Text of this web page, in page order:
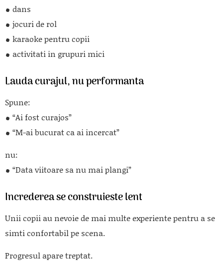
dans
jocuri de rol
karaoke pentru copii
activitati in grupuri mici
Lauda curajul, nu performanta
Spune:
“Ai fost curajos”
“M-ai bucurat ca ai incercat”
nu:
“Data viitoare sa nu mai plangi”
Increderea se construieste lent
Unii copii au nevoie de mai multe experiente pentru a se
simti confortabil pe scena.
Progresul apare treptat.